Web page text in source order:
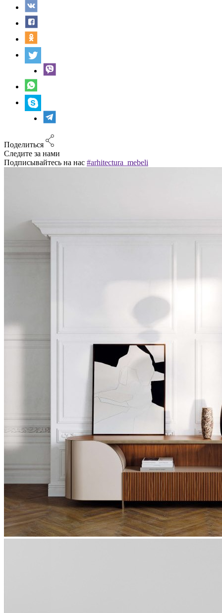
Поделиться
Следите за нами
Подписывайтесь на нас #arhitectura_mebeli